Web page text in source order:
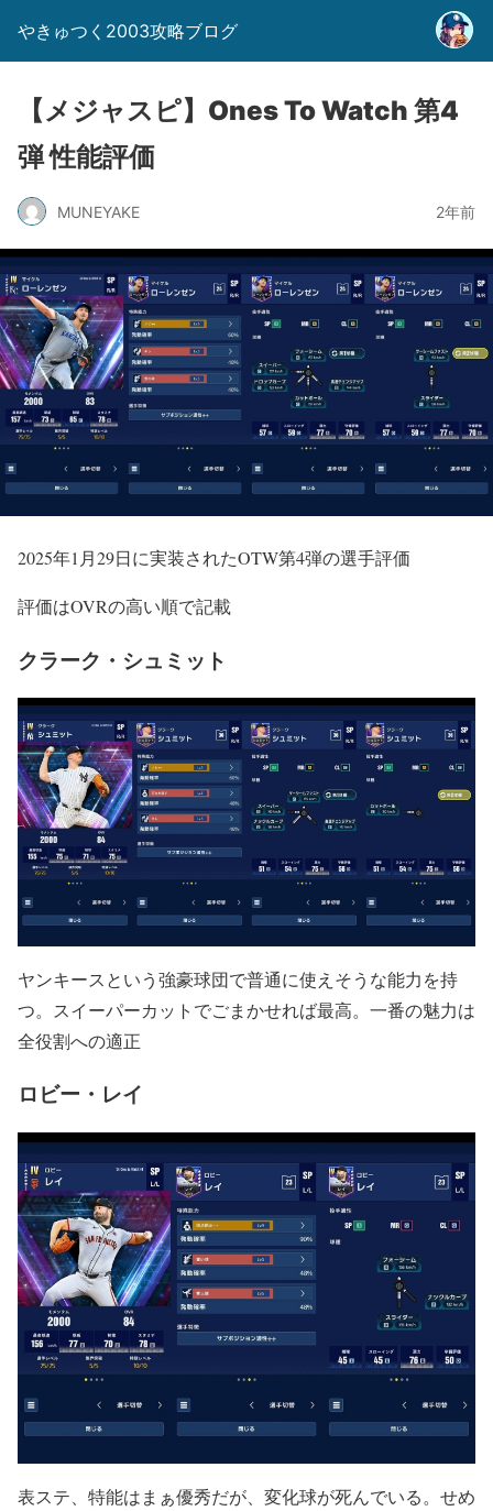
やきゅつく2003攻略ブログ
【メジャスピ】Ones To Watch 第4
弾 性能評価
MUNEYAKE 2年前
2025年1月29日に実装されたOTW第4弾の選手評価
評価はOVRの高い順で記載
クラーク・シュミット
ヤンキースという強豪球団で普通に使えそうな能力を持
つ。スイーパーカットでごまかせれば最高。一番の魅力は
全役割への適正
ロビー・レイ
表ステ、特能はまぁ優秀だが、変化球が死んでいる。せめ